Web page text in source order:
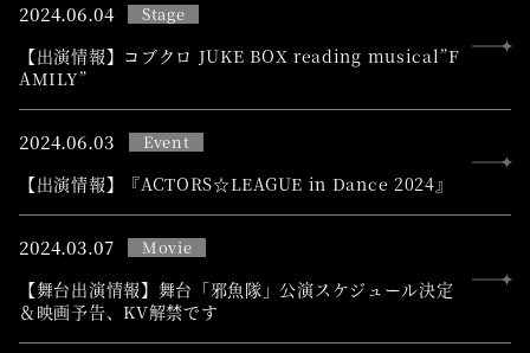
2024.06.04 Stage
【出演情報】コブクロ JUKE BOX reading musical”F
AMILY”
2024.06.03 Event
【出演情報】『ACTORS☆LEAGUE in Dance 2024』
2024.03.07 Movie
【舞台出演情報】舞台「邪魚隊」公演スケジュール決定
＆映画予告、KV解禁です